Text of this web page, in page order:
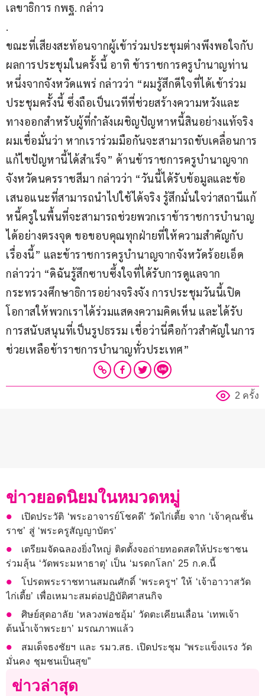
เลขาธิการ กพฐ. กล่าว
.
ขณะที่เสียงสะท้อนจากผู้เข้าร่วมประชุมต่างพึงพอใจกับ
ผลการประชุมในครั้งนี้ อาทิ ข้าราชการครูบำนาญท่าน
หนึ่งจากจังหวัดแพร่ กล่าวว่า “ผมรู้สึกดีใจที่ได้เข้าร่วม
ประชุมครั้งนี้ ซึ่งถือเป็นเวทีที่ช่วยสร้างความหวังและ
ทางออกสำหรับผู้ที่กำลังเผชิญปัญหาหนี้สินอย่างแท้จริง
ผมเชื่อมั่นว่า หากเราร่วมมือกันจะสามารถขับเคลื่อนการ
แก้ไขปัญหานี้ได้สำเร็จ” ด้านข้าราชการครูบำนาญจาก
จังหวัดนครราชสีมา กล่าวว่า “วันนี้ได้รับข้อมูลและข้อ
เสนอแนะที่สามารถนำไปใช้ได้จริง รู้สึกมั่นใจว่าสถานีแก้
หนี้ครูในพื้นที่จะสามารถช่วยพวกเราข้าราชการบำนาญ
ได้อย่างตรงจุด ขอขอบคุณทุกฝ่ายที่ให้ความสำคัญกับ
เรื่องนี้” และข้าราชการครูบำนาญจากจังหวัดร้อยเอ็ด
กล่าวว่า “ดิฉันรู้สึกซาบซึ้งใจที่ได้รับการดูแลจาก
กระทรวงศึกษาธิการอย่างจริงจัง การประชุมวันนี้เปิด
โอกาสให้พวกเราได้ร่วมแสดงความคิดเห็น และได้รับ
การสนับสนุนที่เป็นรูปธรรม เชื่อว่านี่คือก้าวสำคัญในการ
ช่วยเหลือข้าราชการบำนาญทั่วประเทศ”
2 ครั้ง
ข่าวยอดนิยมในหมวดหมู่
เปิดประวัติ ‘พระอาจารย์โชคดี’ วัดไก่เตี้ย จาก ‘เจ้าคุณชั้น
ราช’ สู่ ‘พระครูสัญญาบัตร’
เตรียมจัดฉลองยิ่งใหญ่ ติดตั้งจอถ่ายทอดสดให้ประชาชน
ร่วมลุ้น ‘วัดพระมหาธาตุ’ เป็น ‘มรดกโลก’ 25 ก.ค.นี้
โปรดพระราชทานสมณศักดิ์ ‘พระครูฯ’ ให้ ‘เจ้าอาวาสวัด
ไก่เตี้ย’ เพื่อเหมาะสมต่อปฏิบัติศาสนกิจ
ศิษย์สุดอาลัย ‘หลวงพ่อชอุ้ม’ วัดตะเคียนเลื่อน ‘เทพเจ้า
ต้นน้ำเจ้าพระยา’ มรณภาพแล้ว
สมเด็จธงชัยฯ และ รมว.สธ. เปิดประชุม “พระแข็งแรง วัด
มั่นคง ชุมชนเป็นสุข”
ข่าวล่าสุด